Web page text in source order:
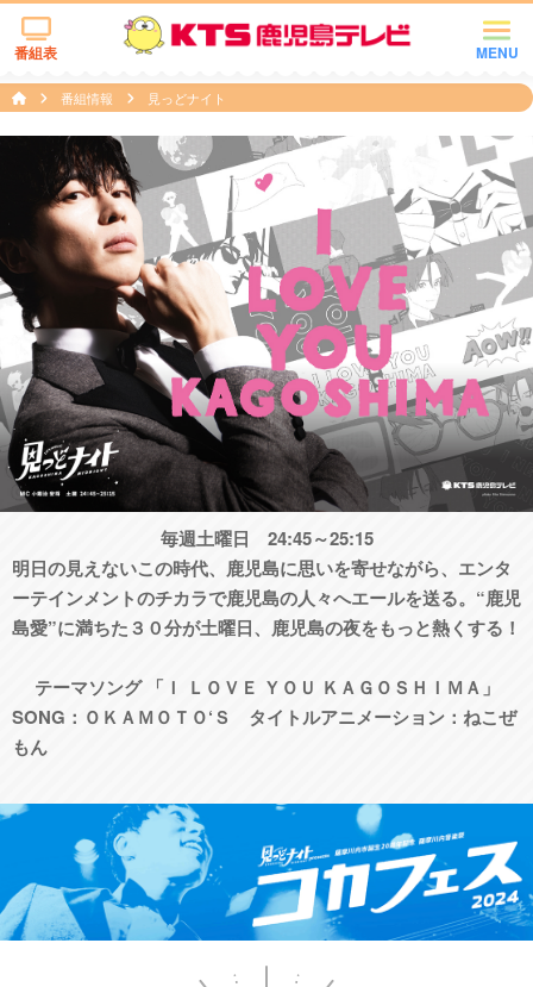
MENU
番組表
番組情報 見っどナイト
毎週土曜日 24:45～25:15
明日の見えないこの時代、鹿児島に思いを寄せながら、エンタ
ーテインメントのチカラで鹿児島の人々へエールを送る。“鹿児
島愛”に満ちた３０分が土曜日、鹿児島の夜をもっと熱くする！
テーマソング 「Ｉ ＬＯＶＥ ＹＯＵ ＫＡＧＯＳＨＩＭＡ」
SONG：ＯＫＡＭＯＴＯ‘Ｓ タイトルアニメーション：ねこぜ
もん